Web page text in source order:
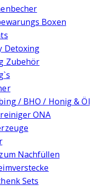
Boxen
Detoxing
Zubehör
/ BHO / Honig & Öl
ONA
Nachfüllen
Sets